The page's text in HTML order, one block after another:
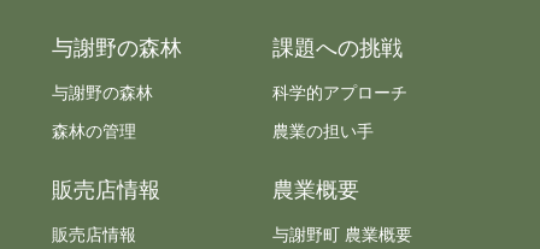
与謝野の森林
与謝野の森林
森林の管理
課題への挑戦
科学的アプローチ
農業の担い手
販売店情報
販売店情報
農業概要
与謝野町 農業概要